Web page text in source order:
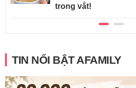
trong vắt!
TIN NỔI BẬT AFAMILY